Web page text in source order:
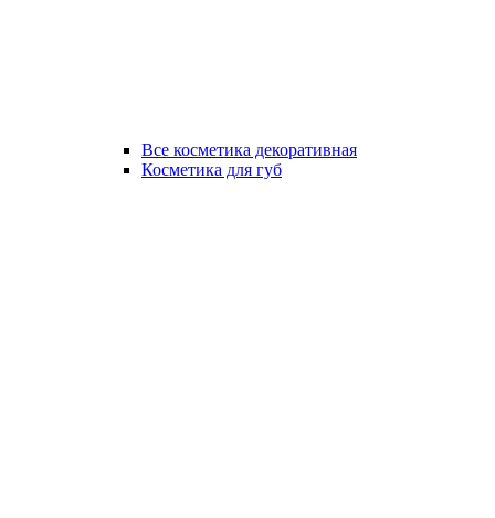
Все косметика декоративная
Косметика для губ